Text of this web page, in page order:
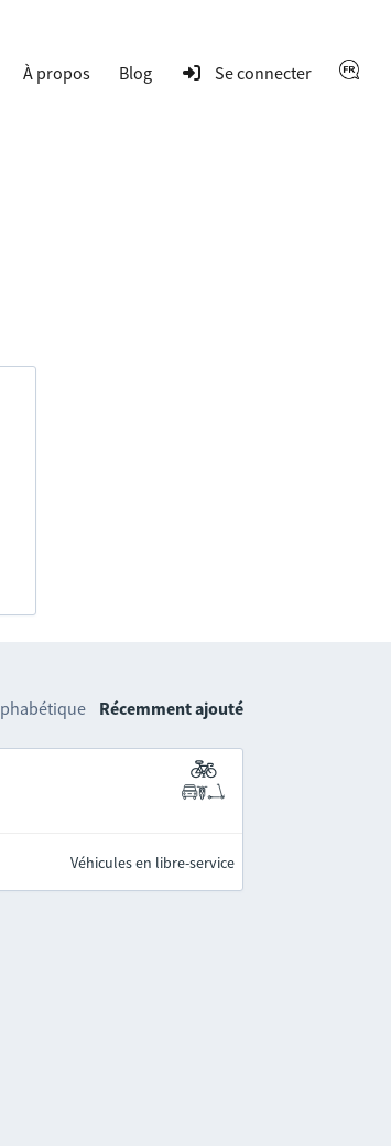
À propos Blog Se connecter
Récemment ajouté
Véhicules en libre-service